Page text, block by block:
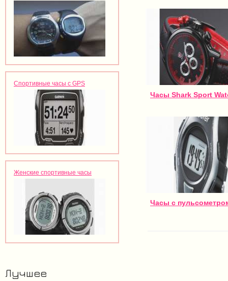
Спортивные часы с GPS
Женские спортивные часы
Лучшее
Часы Shark Sport
Часы с